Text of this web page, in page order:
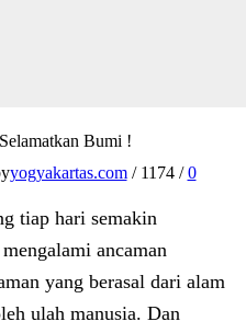
Bumi !
yogyakartas.com / 1174 / 0
tiap hari semakin
ancaman
yang berasal dari alam
ulah manusia. Dan